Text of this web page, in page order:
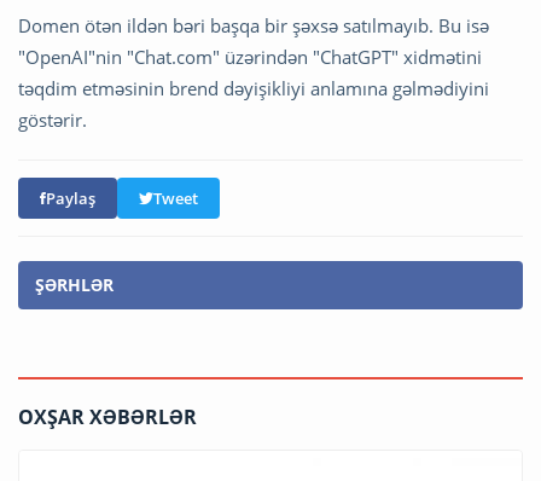
Domen ötən ildən bəri başqa bir şəxsə satılmayıb. Bu isə
"OpenAI"nin "Chat.com" üzərindən "ChatGPT" xidmətini
təqdim etməsinin brend dəyişikliyi anlamına gəlmədiyini
göstərir.
Paylaş Tweet
ŞƏRHLƏR
OXŞAR XƏBƏRLƏR